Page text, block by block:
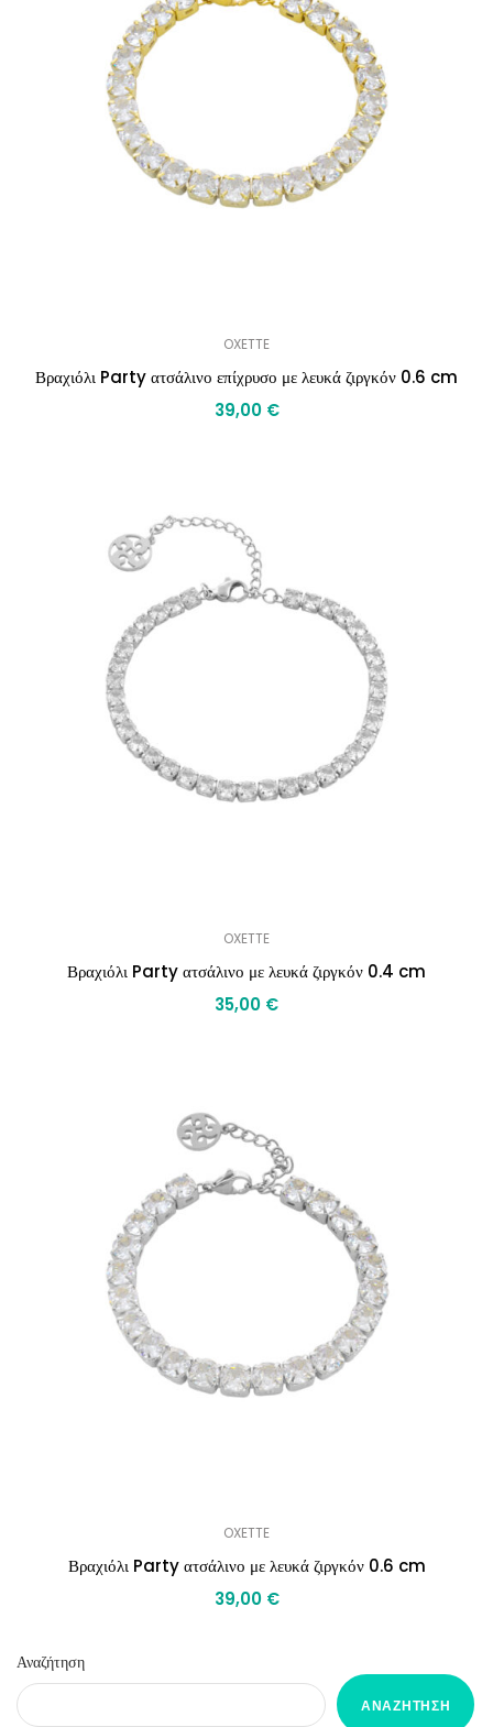
OXETTE
Βραχιόλι Party ατσάλινο επίχρυσο με λευκά ζιργκόν 0.6 cm
39,00 €
OXETTE
Βραχιόλι Party ατσάλινο με λευκά ζιργκόν 0.4 cm
35,00 €
OXETTE
Βραχιόλι Party ατσάλινο με λευκά ζιργκόν 0.6 cm
39,00 €
Αναζήτηση
ΑΝΑΖΉΤΗΣΗ